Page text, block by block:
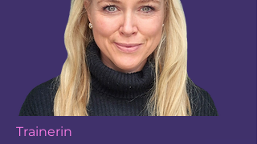
Trainerin